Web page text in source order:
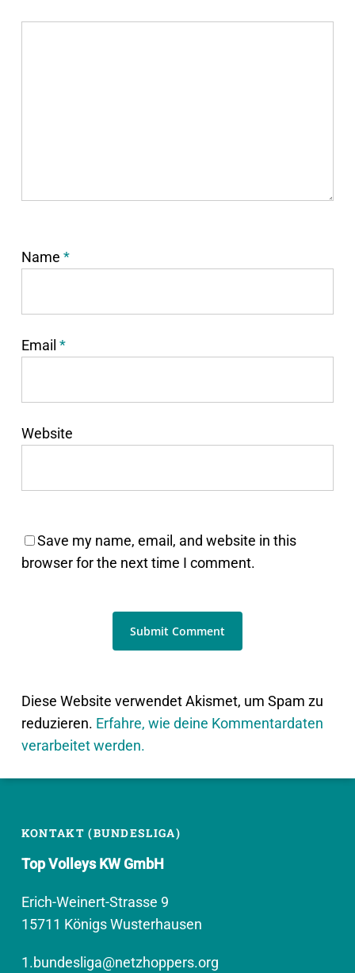
Name *
Email *
Website
Save my name, email, and website in this
browser for the next time I comment.
Diese Website verwendet Akismet, um Spam zu
reduzieren. Erfahre, wie deine Kommentardaten
verarbeitet werden.
KONTAKT (BUNDESLIGA)
Top Volleys KW GmbH
Erich-Weinert-Strasse 9
15711 Königs Wusterhausen
1.bundesliga@netzhoppers.org